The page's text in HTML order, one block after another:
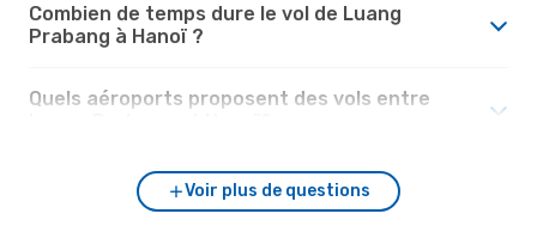
Combien de temps dure le vol de Luang
Prabang à Hanoï ?
Quels aéroports proposent des vols entre
Voir plus de questions